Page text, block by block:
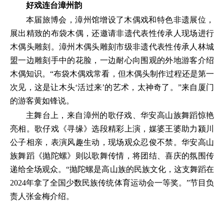
好戏连台漳州韵
本届旅博会，漳州馆增设了木偶戏和特色非遗展位，
展出精致的布袋木偶，还邀请非遗代表性传承人现场进行
木偶头雕刻。漳州木偶头雕刻市级非遗代表性传承人林城
盟一边雕刻手中的花脸，一边耐心向围观的外地游客介绍
木偶知识。“布袋木偶戏常看，但木偶头制作过程还是第一
次见，这是让木头‘活过来’的艺术，太神奇了。”来自厦门
的游客黄如锋说。
主舞台上，来自漳州的歌仔戏、华安高山族舞蹈惊艳
亮相。歌仔戏《寻缘》选段精彩上演，媒婆王婆助力颍川
公子相亲，表演风趣生动，现场观众忍俊不禁。华安高山
族舞蹈《抛陀螺》则以歌舞传情，将团结、喜庆的氛围传
递给全场观众。“抛陀螺是高山族的民族文化，这支舞蹈在
2024年拿了全国少数民族传统体育运动会一等奖。”节目负
责人张金梅介绍。